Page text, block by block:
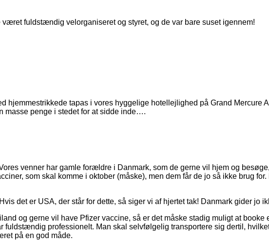
fuldstændig velorganiseret og styret, og de var bare suset igennem!
hjemmestrikkede tapas i vores hyggelige hotellejlighed på Grand Mercure
masse penge i stedet for at sidde inde….
venner har gamle forældre i Danmark, som de gerne vil hjem og
som skal komme i oktober (måske), men dem får de jo så ikke brug
det er USA, der står for dette, så siger vi af hjertet tak! Danmark gider
og gerne vil have Pfizer vaccine, så er det måske stadig muligt at
fuldstændig professionelt. Man skal selvfølgelig transportere sig dertil,
på en god måde.